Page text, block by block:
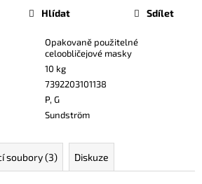
Opakovaně použitelné
celoobličejové masky
10 kg
7392203101138
P, G
Sundström
Hlídat Sdílet
soubory (3) Diskuze